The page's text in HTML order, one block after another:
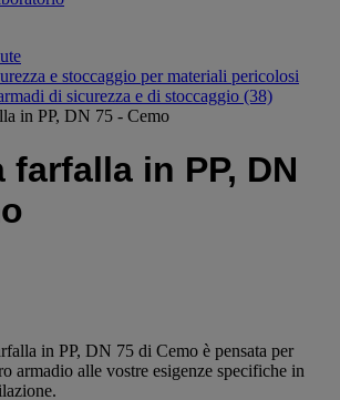
e stoccaggio per materiali pericolosi
di sicurezza e di stoccaggio (38)
in PP, DN 75 - Cemo
farfalla in PP, DN
in PP, DN 75 di Cemo è pensata per
armadio alle vostre esigenze specifiche in